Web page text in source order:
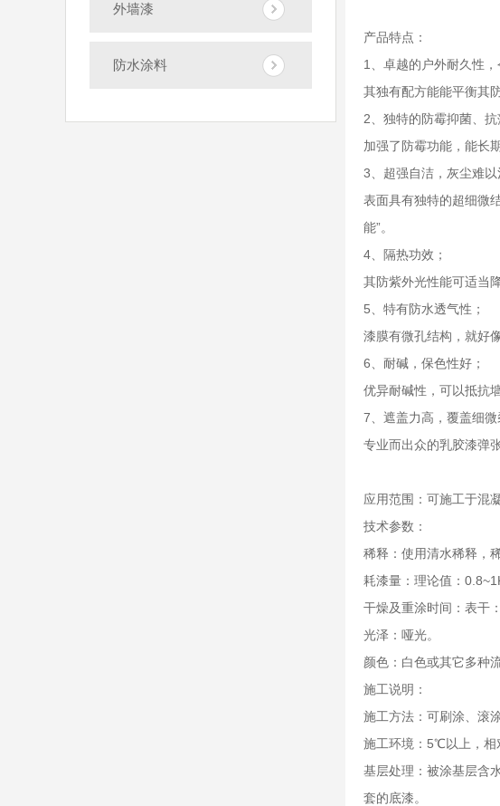
外墙漆
防水涂料
产品特点：
1、卓越的户外耐久性，
其独有配方能能平衡其
2、独特的防霉抑菌、
加强了防霉功能，能长
3、超强自洁，灰尘难以
表面具有独特的超细微
能”。
4、隔热功效；
其防紫外光性能可适当
5、特有防水透气性；
漆膜有微孔结构，就好
6、耐碱，保色性好；
优异耐碱性，可以抵抗
7、遮盖力高，覆盖细微
专业而出众的乳胶漆弹
应用范围：可施工于混
技术参数：
稀释：使用清水稀释，
耗漆量：理论值：
干燥及重涂时间：表干
光泽：哑光。
颜色：白色或其它多种
施工说明：
施工方法：可刷涂、滚
施工环境：5℃以上，相
基层处理：被涂基层含
套的底漆。